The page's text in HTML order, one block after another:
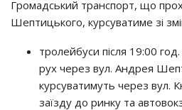
Громадський транспорт, що
Шептицького, курсуватиме зі
тролейбуси після 19:00
рух через вул. Андрея
курсуватимуть через вул.
заїзду до ринку та